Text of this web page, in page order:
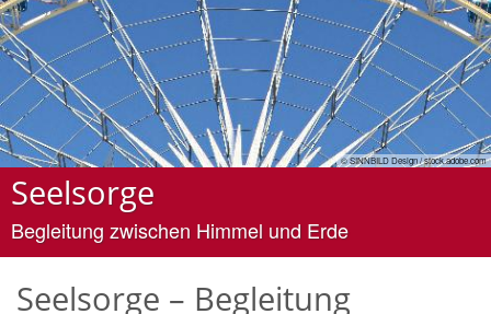
© SINNBILD Design / stock.adobe.com
Seelsorge
Begleitung zwischen Himmel und Erde
Seelsorge – Begleitung